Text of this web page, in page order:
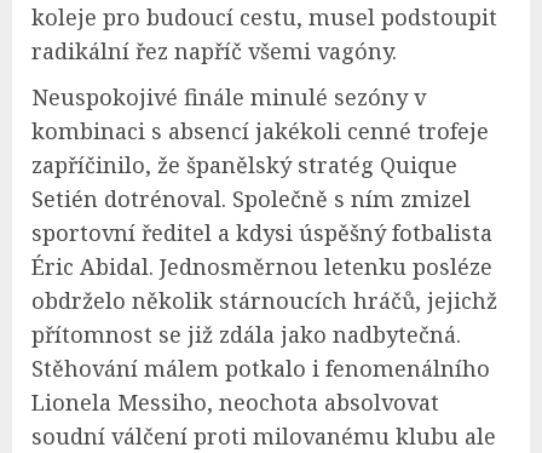
koleje pro budoucí cestu, musel podstoupit
radikální řez napříč všemi vagóny.
Neuspokojivé finále minulé sezóny v
kombinaci s absencí jakékoli cenné trofeje
zapříčinilo, že španělský stratég Quique
Setién dotrénoval. Společně s ním zmizel
sportovní ředitel a kdysi úspěšný fotbalista
Éric Abidal. Jednosměrnou letenku posléze
obdrželo několik stárnoucích hráčů, jejichž
přítomnost se již zdála jako nadbytečná.
Stěhování málem potkalo i fenomenálního
Lionela Messiho, neochota absolvovat
soudní válčení proti milovanému klubu ale